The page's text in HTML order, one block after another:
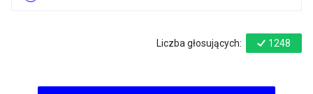
Liczba głosujących: 1248